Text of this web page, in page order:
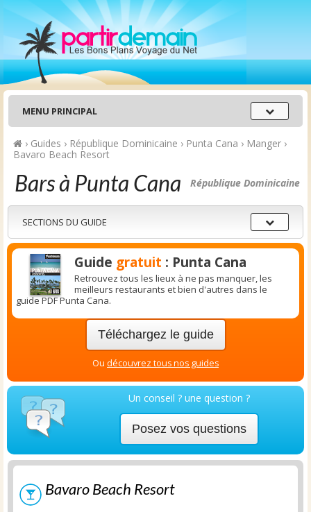
Menu
principal
MENU PRINCIPAL
› Guides › République Dominicaine › Punta Cana › Manger ›
Bavaro Beach Resort
République Dominicaine
Bars à Punta Cana
Sections
du
guide
SECTIONS DU GUIDE
Guide gratuit : Punta Cana
Retrouvez tous les lieux à ne pas manquer, les
meilleurs restaurants et bien d'autres dans le
guide PDF Punta Cana.
Téléchargez le guide
Ou découvrez tous nos guides
Un conseil ? une question ?
Posez vos questions
Bavaro Beach Resort